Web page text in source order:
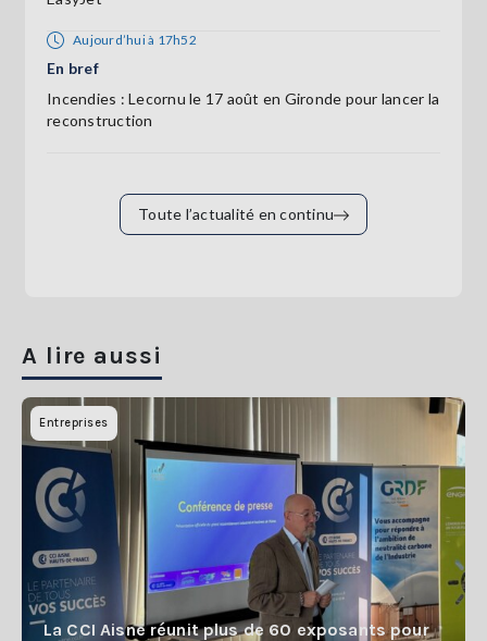
Aujourd’hui à 17h52
En bref
Incendies : Lecornu le 17 août en Gironde pour lancer la
reconstruction
Toute l’actualité en continu
A lire aussi
Entreprises
La CCI Aisne réunit plus de 60 exposants pour